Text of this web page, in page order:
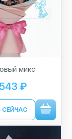
микс
₽
СЕЙЧАС